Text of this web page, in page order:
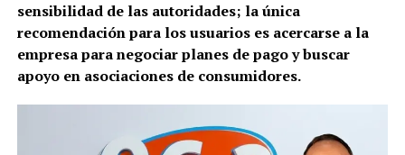
sensibilidad de las autoridades; la única
recomendación para los usuarios es acercarse a la
empresa para negociar planes de pago y buscar
apoyo en asociaciones de consumidores.